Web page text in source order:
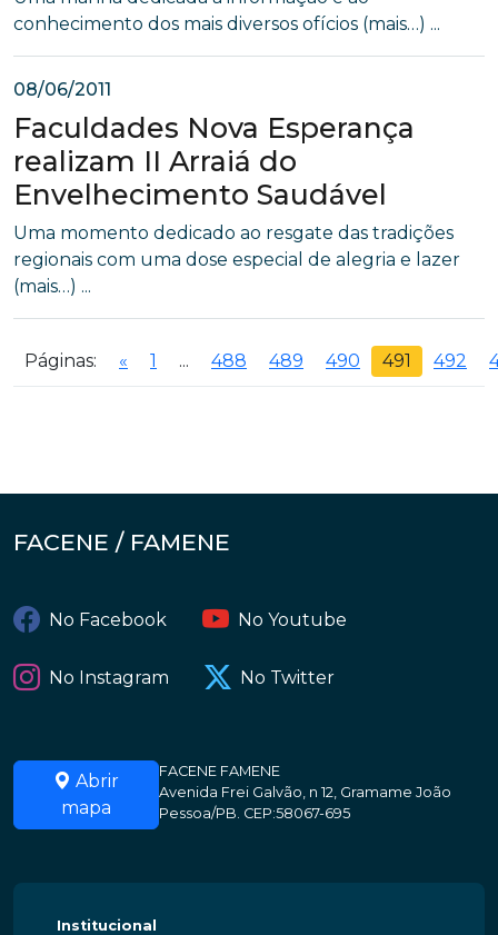
conhecimento dos mais diversos ofícios (mais…) ...
08/06/2011
Faculdades Nova Esperança
realizam II Arraiá do
Envelhecimento Saudável
Uma momento dedicado ao resgate das tradições
regionais com uma dose especial de alegria e lazer
(mais…) ...
Páginas: « 1 ... 488 489 490 491 492
FACENE / FAMENE
No Facebook No Youtube
No Instagram No Twitter
Abrir
mapa
FACENE FAMENE
Avenida Frei Galvão, n 12, Gramame João
Pessoa/PB. CEP:58067-695
Institucional